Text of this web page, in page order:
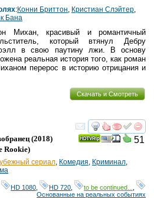
:Конни Бриттон, Кристиан Слэйтер,
Бана
Михан, красивый и романтичный
который втянул Дебру
в свою паутину лжи. В основу
реальная история того, как роман
перерос в историю отрицания и
Скачать и Смотреть
смотреть
51
(2018)
Rookie)
сериал Комедия Криминал
HD 1080 HD 720 to be continued...
Основанные на реальных событиях